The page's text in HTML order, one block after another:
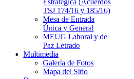
Estratégica (Acuerdos
TSJ 174/16 y 185/16)
Mesa de Entrada
Única y General
MEUG Laboral y de
Paz Letrado
Multimedia
Galería de Fotos
Mapa del Sitio